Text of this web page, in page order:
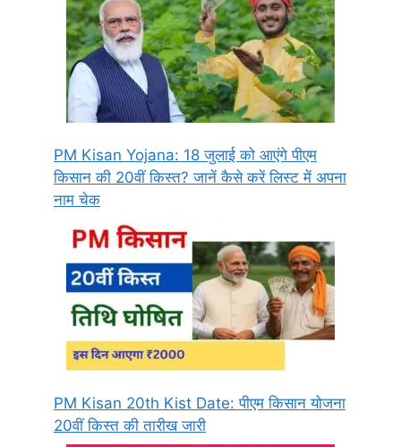
PM Kisan Yojana: 18 जुलाई को आएंगे पीएम
किसान की 20वीं किस्त? जानें कैसे करें लिस्ट में अपना
नाम चेक
PM Kisan 20th Kist Date: पीएम किसान योजना
20वीं किस्त की तारीख जारी